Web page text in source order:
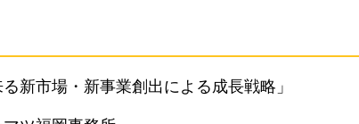
新市場・新事業創出による成長戦略」